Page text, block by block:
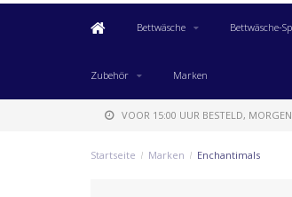
Bettwäsche Bettwäsche-
Zubehör Marken
VOOR 15:00 UUR BESTELD,
Startseite / Marken / Enchantimals